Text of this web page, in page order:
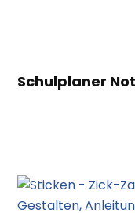
Schulplaner